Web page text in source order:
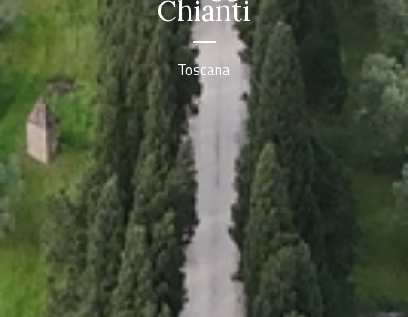
Chianti
Toscana